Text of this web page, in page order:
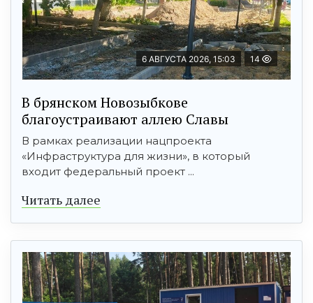
6 АВГУСТА 2026, 15:03 14
В брянском Новозыбкове
благоустраивают аллею Славы
В рамках реализации нацпроекта
«Инфраструктура для жизни», в который
входит федеральный проект ...
Читать далее